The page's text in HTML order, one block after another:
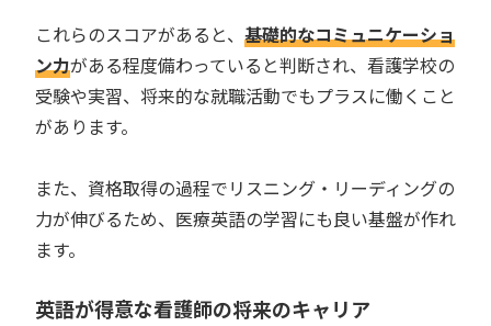
これらのスコアがあると、 基礎的なコミュニケーショ
ン力がある程度備わっていると判断され、看護学校の
受験や実習、将来的な就職活動でもプラスに働くこと
があります。
また、資格取得の過程でリスニング・リーディングの
力が伸びるため、医療英語の学習にも良い基盤が作れ
ます。
英語が得意な看護師の将来のキャリア